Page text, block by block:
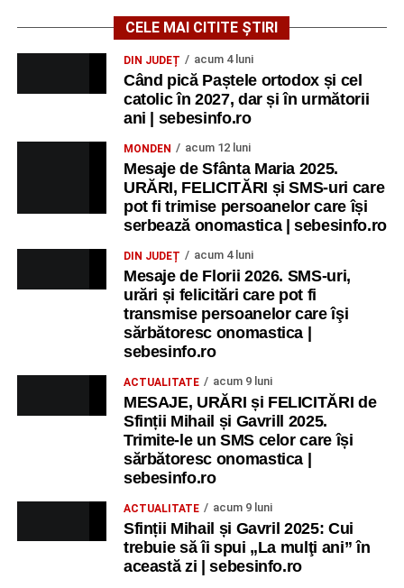
CELE MAI CITITE ȘTIRI
DIN JUDEȚ acum 4 luni
Când pică Paștele ortodox și cel
catolic în 2027, dar și în următorii
ani | sebesinfo.ro
MONDEN acum 12 luni
Mesaje de Sfânta Maria 2025.
URĂRI, FELICITĂRI și SMS-uri care
pot fi trimise persoanelor care își
serbează onomastica | sebesinfo.ro
DIN JUDEȚ acum 4 luni
Mesaje de Florii 2026. SMS-uri,
urări și felicitări care pot fi
transmise persoanelor care îşi
sărbătoresc onomastica |
sebesinfo.ro
ACTUALITATE acum 9 luni
MESAJE, URĂRI și FELICITĂRI de
Sfinții Mihail și Gavrill 2025.
Trimite-le un SMS celor care își
sărbătoresc onomastica |
sebesinfo.ro
ACTUALITATE acum 9 luni
Sfinții Mihail și Gavril 2025: Cui
trebuie să îi spui „La mulţi ani” în
această zi | sebesinfo.ro